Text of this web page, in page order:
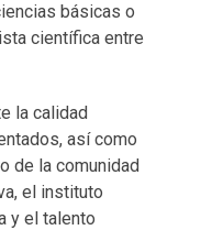
básicas o
científica entre
la calidad
así como
de la comunidad
el instituto
y el talento